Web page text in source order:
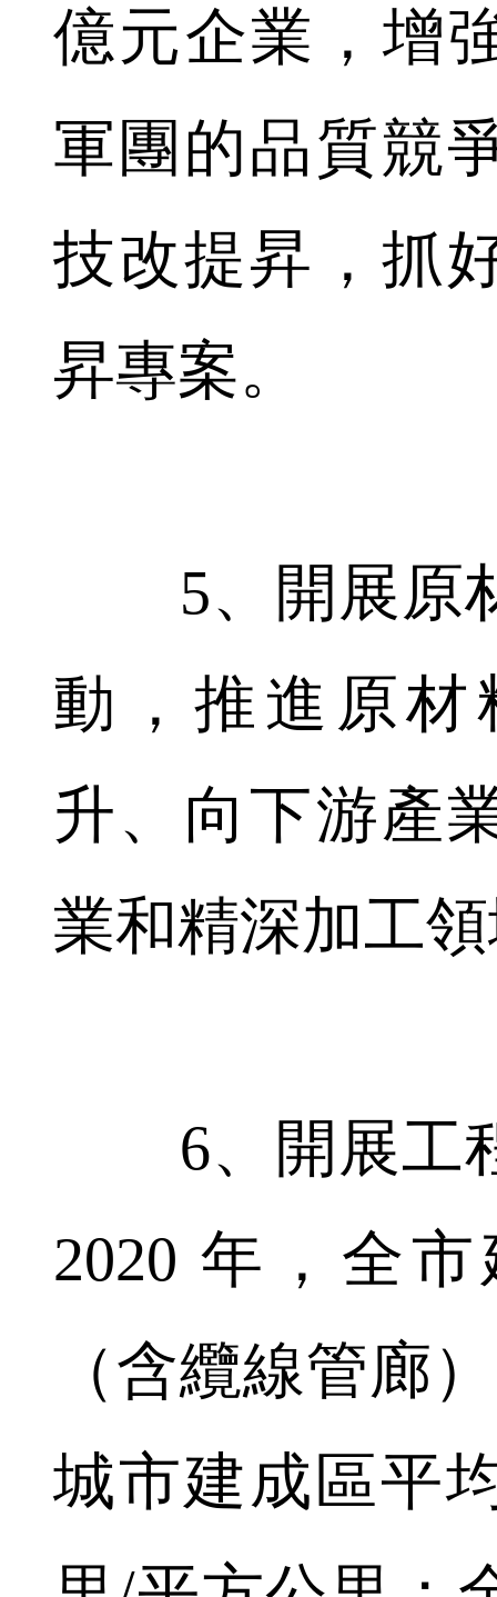
億元企業，增
軍團的品質競
技改提昇，抓
昇專案。
5、開展原
動，推進原
升、向下游產
業和精深加工
6、開展工
2020 年，全
（含纜線管廊
城市建成區平